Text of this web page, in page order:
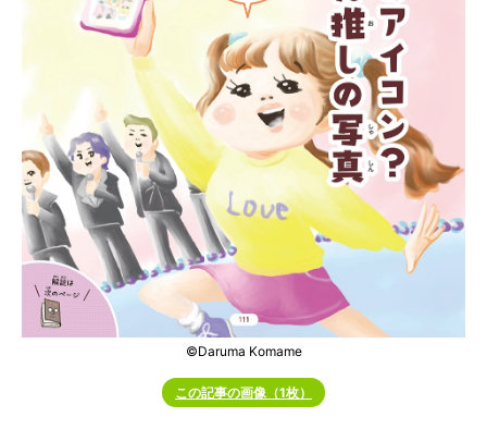
©Daruma Komame
この記事の画像（1枚）